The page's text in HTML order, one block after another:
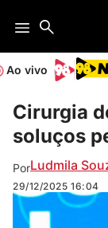
Ao vivo
Cirurgia
soluços
PorLudmila
29/12/2025 16:04